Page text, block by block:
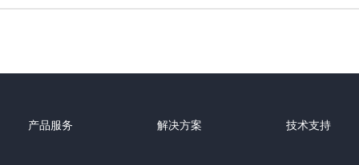
产品服务 解决方案 技术支持